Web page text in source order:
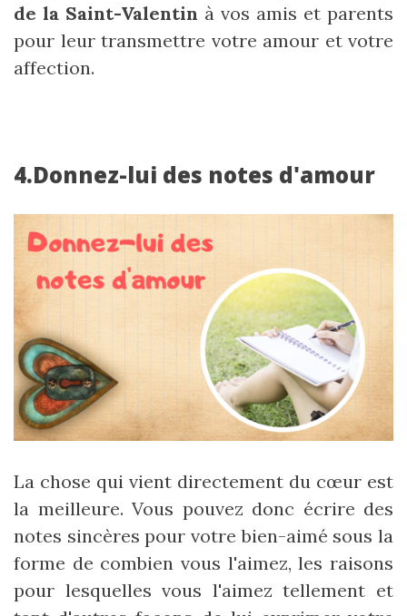
de la Saint-Valentin à vos amis et parents
pour leur transmettre votre amour et votre
affection.
4.Donnez-lui des notes d'amour
La chose qui vient directement du cœur est
la meilleure. Vous pouvez donc écrire des
notes sincères pour votre bien-aimé sous la
forme de combien vous l'aimez, les raisons
pour lesquelles vous l'aimez tellement et